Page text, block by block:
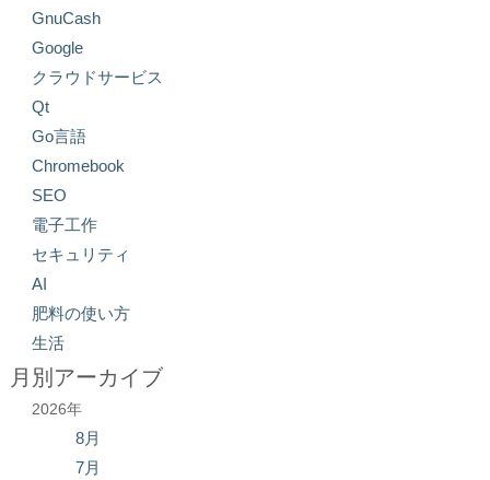
GnuCash
Google
クラウドサービス
Qt
Go言語
Chromebook
SEO
電子工作
セキュリティ
AI
肥料の使い方
生活
月別アーカイブ
2026年
8月
7月